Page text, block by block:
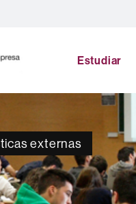
B
Estudiar
externas